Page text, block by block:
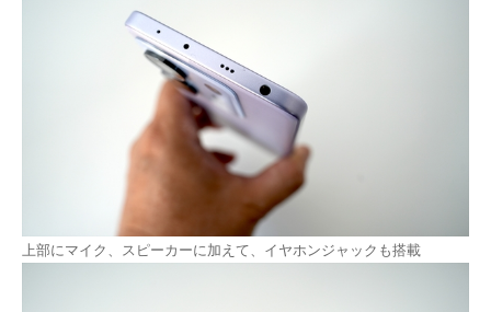
上部にマイク、スピーカーに加えて、イヤホンジャックも搭載